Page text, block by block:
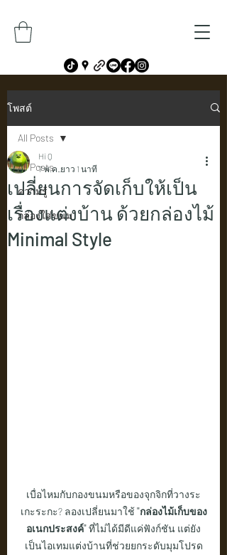
โพสต์
All Posts
ความรู้
กล่องใส่ขนม
All Posts
เปลี่ยนการจัดเก็บให้เป็น
เรื่องแต่งบ้าน ด้วยกล่องไม้
Minimal Style
Hi Q
7 พ.ค. ยาว 1 นาที
เบื่อไหมกับกองขนมหรือของจุกจิกที่วางระ
เกะระกะ? ลองเปลี่ยนมาใช้ "กล่องไม้เก็บของ
อเนกประสงค์" ที่ไม่ได้มีดีแค่ฟังก์ชัน แต่ยัง
เป็นไอเทมแต่งบ้านที่ช่วยยกระดับมุมโปรด